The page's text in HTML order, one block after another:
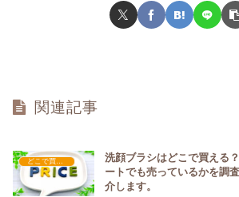
関連記事
洗顔ブラシはどこで買える
ートでも売っているかを調
介します。